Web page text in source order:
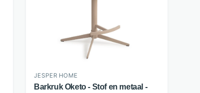
JESPER HOME
Barkruk Oketo - Stof en metaal -